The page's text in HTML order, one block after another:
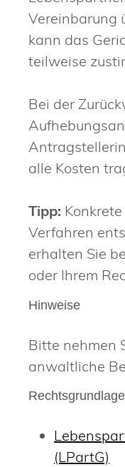
Vereinbarung
kann das
teilweise
Bei der
alle Kosten
Tipp:
Verfahren
erhalten Sie
oder Ihrem
Hinweise
Bitte nehmen
anwaltliche
Rechtsgrundlage
(LPartG)